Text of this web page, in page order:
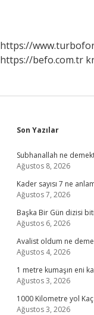
https://
https://befo.com.tr
Sidebar
Son Yazılar
Subhanallah ne
Ağustos 8, 2026
Kader sayısı 7 ne
Ağustos 7, 2026
Başka Bir Gün dizisi
Ağustos 6, 2026
Avalist oldum ne
Ağustos 4, 2026
1 metre kumaşın eni
Ağustos 3, 2026
1000 Kilometre yol Kaç
Ağustos 3, 2026